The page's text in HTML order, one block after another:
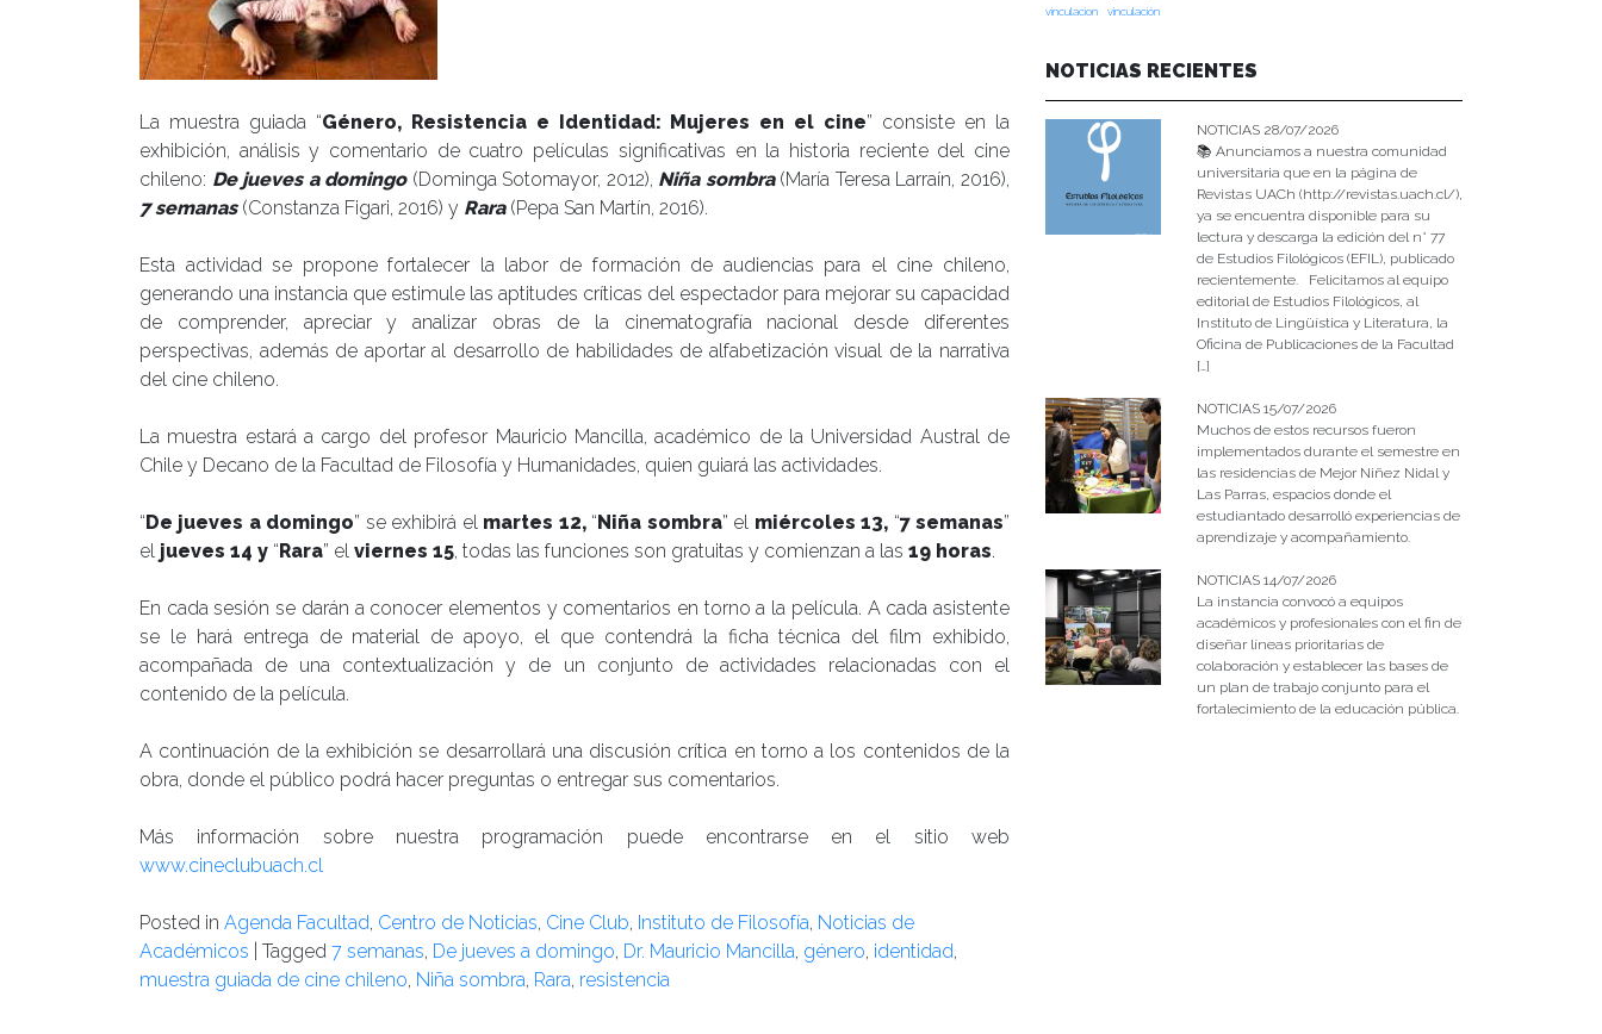
La muestra guiada “Género, Resistencia e Identidad: Mujeres en el cine” consiste en la
exhibición, análisis y comentario de cuatro películas significativas en la historia reciente del cine
chileno: De jueves a domingo(Dominga Sotomayor, 2012), Niña sombra(María Teresa Larraín, 2016),
7 semanas(Constanza Figari, 2016) y Rara(Pepa San Martín, 2016).
Esta actividad se propone fortalecer la labor de formación de audiencias para el cine chileno,
generando una instancia que estimule las aptitudes críticas del espectador para mejorar su capacidad
de comprender, apreciar y analizar obras de la cinematografía nacional desde diferentes
perspectivas, además de aportar al desarrollo de habilidades de alfabetización visual de la narrativa
del cine chileno.
La muestra estará a cargo del profesor Mauricio Mancilla, académico de la Universidad Austral de
Chile y Decano de la Facultad de Filosofía y Humanidades, quien guiará las actividades.
“De jueves a domingo” se exhibirá el martes 12, “Niña sombra” el miércoles 13, “7 semanas”
el jueves 14 y “Rara” el viernes 15, todas las funciones son gratuitas y comienzan a las 19 horas.
En cada sesión se darán a conocer elementos y comentarios en torno a la película. A cada asistente
se le hará entrega de material de apoyo, el que contendrá la ficha técnica del film exhibido,
acompañada de una contextualización y de un conjunto de actividades relacionadas con el
contenido de la película.
A continuación de la exhibición se desarrollará una discusión crítica en torno a los contenidos de la
obra, donde el público podrá hacer preguntas o entregar sus comentarios.
Más información sobre nuestra programación puede encontrarse en el sitio web
www.cineclubuach.cl
Posted in Agenda Facultad, Centro de Noticias, Cine Club, Instituto de Filosofía, Noticias de
Académicos
Tagged 7 semanas, De jueves a domingo, Dr. Mauricio Mancilla, género, identidad,
muestra guiada de cine chileno, Niña sombra, Rara, resistencia
vinculacion
vinculación
NOTICIAS RECIENTES
NOTICIAS 28/07/2026
📚 Anunciamos a nuestra comunidad
universitaria que en la página de
Revistas UACh (http://revistas.uach.cl/),
ya se encuentra disponible para su
lectura y descarga la edición del n° 77
de Estudios Filológicos (EFIL), publicado
recientemente. Felicitamos al equipo
editorial de Estudios Filológicos, al
Instituto de Lingüística y Literatura, la
Oficina de Publicaciones de la Facultad
[…]
NOTICIAS 15/07/2026
Muchos de estos recursos fueron
implementados durante el semestre en
las residencias de Mejor Niñez Nidal y
Las Parras, espacios donde el
estudiantado desarrolló experiencias de
aprendizaje y acompañamiento.
NOTICIAS 14/07/2026
La instancia convocó a equipos
académicos y profesionales con el fin de
diseñar líneas prioritarias de
colaboración y establecer las bases de
un plan de trabajo conjunto para el
fortalecimiento de la educación pública.